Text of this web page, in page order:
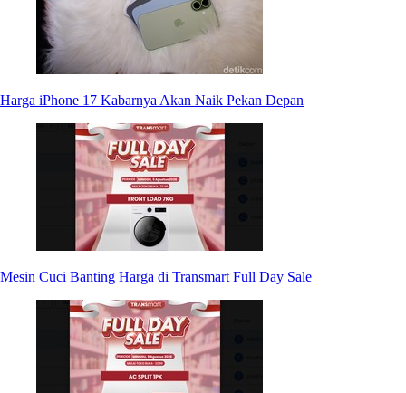
Harga iPhone 17 Kabarnya Akan Naik Pekan Depan
Mesin Cuci Banting Harga di Transmart Full Day Sale